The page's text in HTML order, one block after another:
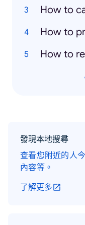
How to
How to
發現本地搜尋
查看您附近的人
內容等。
了解更多